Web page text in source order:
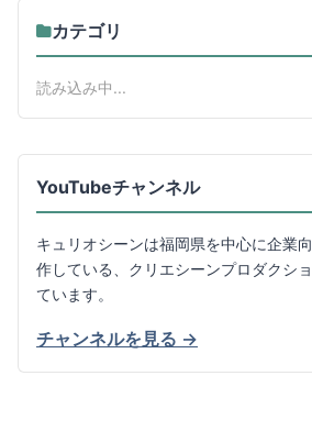
カテゴリ
読み込み中...
YouTubeチャンネル
キュリオシーンは福岡県を中心に企業
作している、クリエシーンプロダクシ
ています。
チャンネルを見る →